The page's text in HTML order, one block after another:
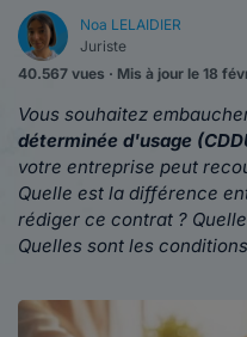
Noa LELAIDIER
Juriste
40.567 vues · Mis à jour le 18
Vous souhaitez
déterminée d'usage
votre entreprise peut
Quelle est la différence
rédiger ce contrat ?
Quelles sont les